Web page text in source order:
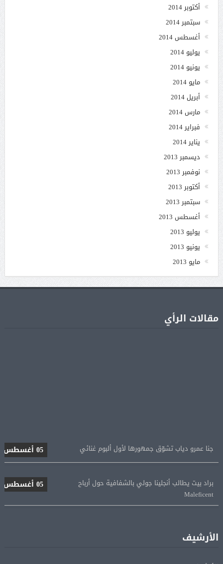
أكتوبر 2014
سبتمبر 2014
أغسطس 2014
يوليو 2014
يونيو 2014
مايو 2014
أبريل 2014
مارس 2014
فبراير 2014
يناير 2014
ديسمبر 2013
نوفمبر 2013
أكتوبر 2013
سبتمبر 2013
أغسطس 2013
يوليو 2013
يونيو 2013
مايو 2013
مقالات الرأي
Maleficent
الأرشيف